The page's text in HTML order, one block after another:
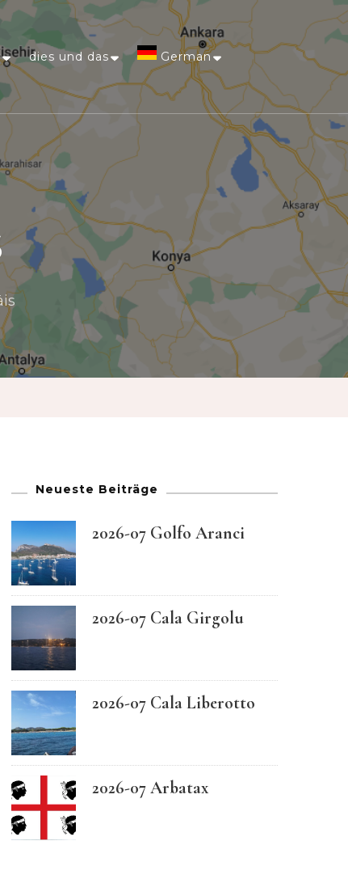
dies und das German
Afrikaans
Chinese
(Simplified)
Dutch
English
French
Norwegian
Swedish
Neueste Beiträge
2026-07 Golfo Aranci
2026-07 Cala Girgolu
2026-07 Cala Liberotto
2026-07 Arbatax